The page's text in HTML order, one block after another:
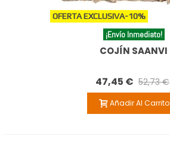
OFERTA EXCLUSIVA-10%
¡Envío Inmediato!
COJÍN SAANVI
47,45 € 52,73 €
Añadir Al Carrito